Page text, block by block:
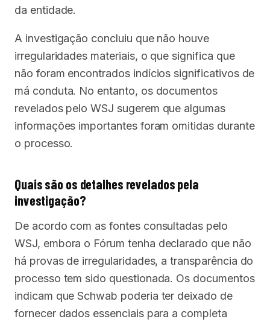
da entidade.
A investigação concluiu que não houve
irregularidades materiais, o que significa que
não foram encontrados indícios significativos de
má conduta. No entanto, os documentos
revelados pelo WSJ sugerem que algumas
informações importantes foram omitidas durante
o processo.
Quais são os detalhes revelados pela
investigação?
De acordo com as fontes consultadas pelo
WSJ, embora o Fórum tenha declarado que não
há provas de irregularidades, a transparência do
processo tem sido questionada. Os documentos
indicam que Schwab poderia ter deixado de
fornecer dados essenciais para a completa